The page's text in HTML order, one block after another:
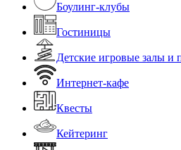
Боулинг-клубы
Гостиницы
Детские игровые залы и
Интернет-кафе
Квесты
Кейтеринг